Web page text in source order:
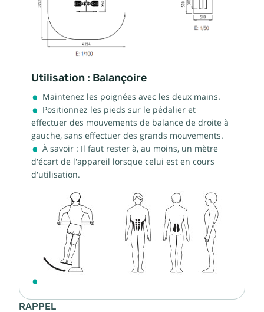
Utilisation : Balançoire
Maintenez les poignées avec les deux mains.
Positionnez les pieds sur le pédalier et
effectuer des mouvements de balance de droite à
gauche, sans effectuer des grands mouvements.
À savoir : Il faut rester à, au moins, un mètre
d'écart de l'appareil lorsque celui est en cours
d'utilisation.
RAPPEL